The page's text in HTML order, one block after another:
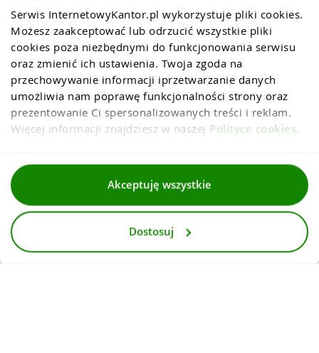
Serwis InternetowyKantor.pl wykorzystuje pliki cookies.
Możesz zaakceptować lub odrzucić wszystkie pliki
cookies poza niezbędnymi do funkcjonowania serwisu
oraz zmienić ich ustawienia. Twoja zgoda na
przechowywanie informacji iprzetwarzanie danych
umożliwia nam poprawę funkcjonalności strony oraz
prezentowanie Ci spersonalizowanych treści i reklam.
Więcej informacji znajdziesz w naszej Polityce cookies.
Akceptuję wszystkie
Dostosuj
Regulaminy
Dla mediów